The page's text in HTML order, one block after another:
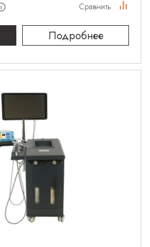
Подробнее
Сравнить